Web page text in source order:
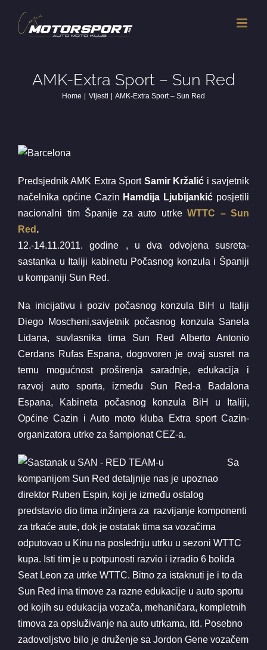
content
AMK-Extra Sport – Sun Red
Home Vijesti AMK-Extra Sport – Sun Red
Predsjednik AMK Extra Sport Samir Kržalić i savjetnik
načelnika općine Cazin Hamdija Ljubijankić posjetili
nacionalni tim Španije za auto utrke WTTC – Sun
Red .
12.-14.11.2011. godine , u dva odvojena susreta-
sastanka u Italiji kabinetu Počasnog konzula i Španiji
u kompaniji Sun Red.
Na inicijativu i poziv počasnog konzula BiH u Italiji
Diego Moscheni,savjetnik počasnog konzula Sanela
Lidana, suvlasnika tima Sun Red Alberto Antonio
Cerdans Rufas Espana, dogovoren je ovaj susret na
temu mogućnost proširenja saradnje, edukacija i
razvoj auto sporta, između Sun Red-a Badalona
Espana, Kabineta počasnog konzula BiH u Italiji,
Općine Cazin i Auto moto kluba Extra sport Cazin-
organizatora utrke za šampionat CEZ-a.
Sa
kompanijom Sun Red detaljnije nas je upoznao
direktor Ruben Espin, koji je između ostalog
predstavio dio tima inžinjera za razvijanje komponenti
za trkaće aute, dok je ostatak tima sa vozačima
odputovao u Kinu na poslednju utrku u sezoni WTTC
kupa. Isti tim je u potpunosti razvio i izradio 6 bolida
Seat Leon za utrke WTTC. Bitno za istaknuti je i to da
Sun Red ima timove za razne edukacije u auto sportu
od kojih su edukacija vozača, mehaničara, kompletnih
timova za opsluživanje na auto utrkama, itd. Posebno
zadovoljstvo bilo je druženje sa Jordon Gene vozačem